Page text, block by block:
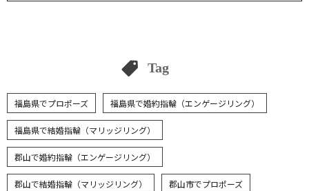
Tag
福島県でプロポーズ 福島県で婚約指輪（エンゲージリング）
福島県で結婚指輪（マリッジリング）
郡山で婚約指輪（エンゲージリング）
郡山で結婚指輪（マリッジリング） 郡山市でプロポーズ